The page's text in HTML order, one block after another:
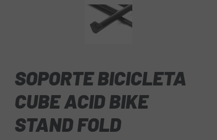
SOPORTE BICICLETA
CUBE ACID BIKE
STAND FOLD